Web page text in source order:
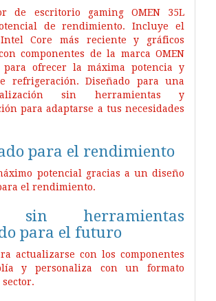
de escritorio gaming OMEN 35L
de rendimiento. Incluye el
Intel Core más reciente y gráficos
componentes de la marca OMEN
para ofrecer la máxima potencia y
refrigeración. Diseñado para una
sin herramientas y
para adaptarse a tus necesidades
para el rendimiento
potencial gracias a un diseño
el rendimiento.
sin herramientas
para el futuro
actualizarse con los componentes
y personaliza con un formato